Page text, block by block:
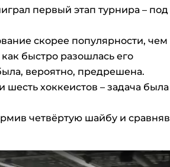
первый этап турнира – под
скорее популярности, чем
как быстро разошлась его
вероятно, предрешена.
шесть хоккеистов – задача была
четвёртую шайбу и сравняв